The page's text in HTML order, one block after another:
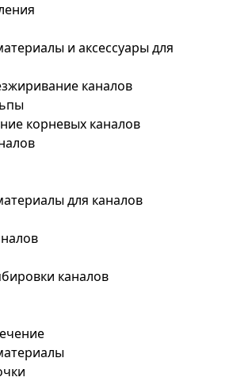
и аксессуары для
каналов
корневых каналов
для каналов
каналов